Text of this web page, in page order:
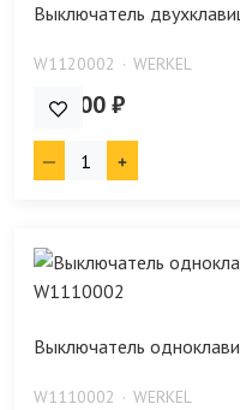
Выключатель
W1120002 WERKEL
674.00 ₽
Выключатель
W1110002 WERKEL